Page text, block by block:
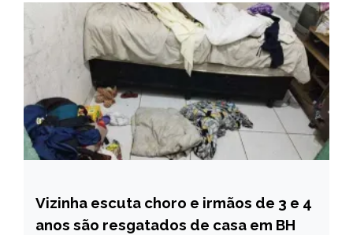
NOTÍCIAS
Vizinha escuta choro e irmãos de 3 e 4
anos são resgatados de casa em BH